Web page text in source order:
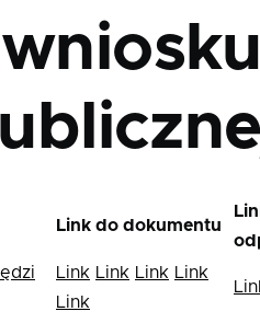
Link do dokumentu
Link Link Link Link
Link